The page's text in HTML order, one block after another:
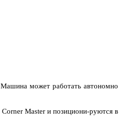
может работать автономно
Master и позициони-руются в